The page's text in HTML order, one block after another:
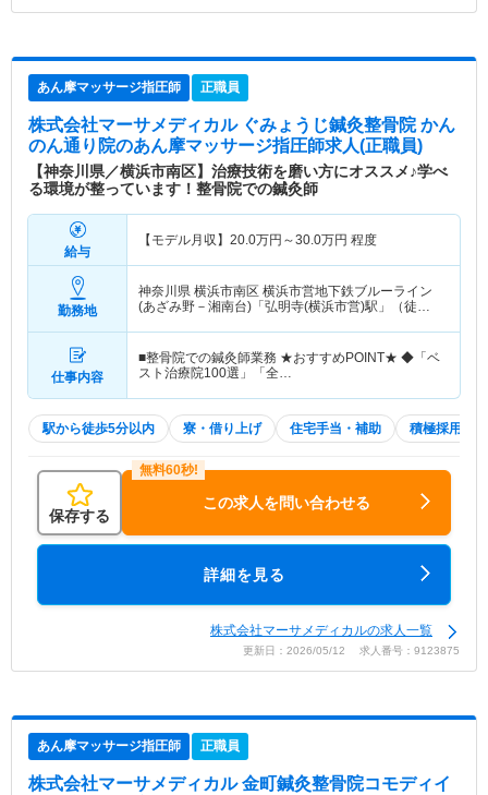
あん摩マッサージ指圧師 正職員
株式会社マーサメディカル ぐみょうじ鍼灸整骨院 かん
のん通り院のあん摩マッサージ指圧師求人(正職員)
【神奈川県／横浜市南区】治療技術を磨い方にオススメ♪学べ
る環境が整っています！整骨院での鍼灸師
給与
【モデル月収】 20.0万円～30.0万円 程度
勤務地
神奈川県 横浜市南区 横浜市営地下鉄ブルーライン
(あざみ野－湘南台)「弘明寺(横浜市営)駅」（徒歩1
仕事内容
■整骨院での鍼灸師業務 ★おすすめPOINT★ ◆「ベ
スト治療院100選」「全…
駅から徒歩5分以内 寮・借り上げ 住宅手当・補助 積極採用中
保存する
この求人を問い合わせる
詳細を見る
株式会社マーサメディカルの求人一覧
更新日：2026/05/12 求人番号：9123875
あん摩マッサージ指圧師 正職員
株式会社マーサメディカル 金町鍼灸整骨院コモディイ